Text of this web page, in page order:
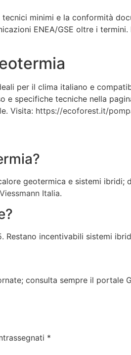
minimi e la conformità
ENEA/GSE oltre i
per il clima italiano e
specifiche tecniche nella
Visita: https://ecoforest.it/
geotermica e sistemi ibridi;
Viessmann Italia.
incentivabili sistemi
consulta sempre il portale
*